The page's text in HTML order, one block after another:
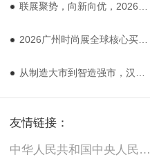
联展聚势，向新向优，2026大湾区（广州）国际服装及时尚生活展览会“四展同开”
2026广州时尚展全球核心买家名单发布，锚定全年生意增量！
从制造大市到智造强市，汉川服装产业按下加速键
友情链接：
中华人民共和国中央人民政府